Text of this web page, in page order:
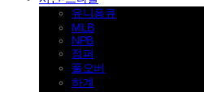
유니폼큐
MLB
NPB
점퍼
풀오버
하계